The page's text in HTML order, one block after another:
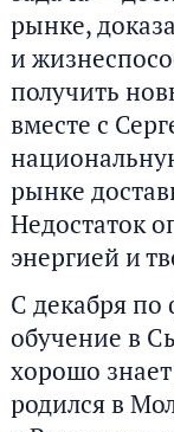
рынке,
и
получить
вместе с
рынке
Недостаток
энергией и
С декабря по
обучение в
хорошо
родился в